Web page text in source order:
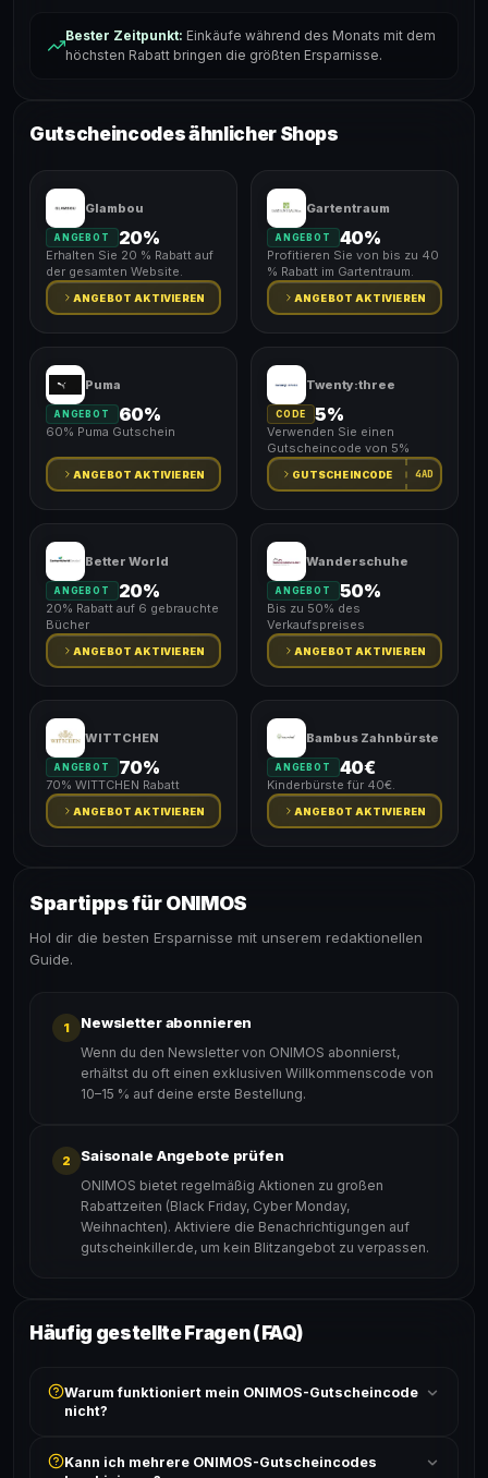
Bester Zeitpunkt: Einkäufe während des Monats mit dem
höchsten Rabatt bringen die größten Ersparnisse.
Gutscheincodes ähnlicher Shops
Glambou
ANGEBOT 20%
Erhalten Sie 20 % Rabatt auf
der gesamten Website.
ANGEBOT AKTIVIEREN
Gartentraum
ANGEBOT 40%
Profitieren Sie von bis zu 40
% Rabatt im Gartentraum.
ANGEBOT AKTIVIEREN
Puma
ANGEBOT 60%
60% Puma Gutschein
ANGEBOT AKTIVIEREN
Twenty:three
CODE 5%
Verwenden Sie einen
Gutscheincode von 5%
GUTSCHEINCODE 4AD
Better World
ANGEBOT 20%
20% Rabatt auf 6 gebrauchte
Bücher
ANGEBOT AKTIVIEREN
Wanderschuhe
ANGEBOT 50%
Bis zu 50% des
Verkaufspreises
ANGEBOT AKTIVIEREN
WITTCHEN
ANGEBOT 70%
70% WITTCHEN Rabatt
ANGEBOT AKTIVIEREN
Bambus Zahnbürste
ANGEBOT 40€
Kinderbürste für 40€.
ANGEBOT AKTIVIEREN
Spartipps für ONIMOS
Hol dir die besten Ersparnisse mit unserem redaktionellen
Guide.
1 Newsletter abonnieren
Wenn du den Newsletter von ONIMOS abonnierst,
erhältst du oft einen exklusiven Willkommenscode von
10–15 % auf deine erste Bestellung.
2 Saisonale Angebote prüfen
ONIMOS bietet regelmäßig Aktionen zu großen
Rabattzeiten (Black Friday, Cyber Monday,
Weihnachten). Aktiviere die Benachrichtigungen auf
gutscheinkiller.de, um kein Blitzangebot zu verpassen.
Häufig gestellte Fragen (FAQ)
Warum funktioniert mein ONIMOS-Gutscheincode
nicht?
ist und ob der Code nicht für bereits reduzierte Artikel
Kann ich mehrere ONIMOS-Gutscheincodes